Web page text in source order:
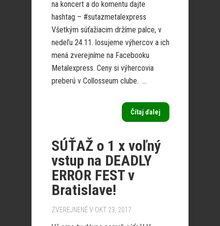
na koncert a do komentu dajte
hashtag – #sutazmetalexpress
Všetkým súťažiacim držíme palce, v
nedeľu 24.11. losujeme výhercov a ich
mená zverejníme na Facebooku
Metalexpress. Ceny si výhercovia
preberú v Collosseum clube. ...
Čítaj ďalej
SÚŤAŽ o 1 x voľný
vstup na DEADLY
ERROR FEST v
Bratislave!
ZVEREJNENÉ V OKT 23, 2017